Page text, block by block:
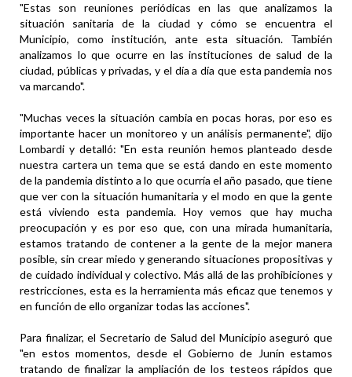
"Estas son reuniones periódicas en las que analizamos la
situación sanitaria de la ciudad y cómo se encuentra el
Municipio, como institución, ante esta situación. También
analizamos lo que ocurre en las instituciones de salud de la
ciudad, públicas y privadas, y el día a día que esta pandemia nos
va marcando".
"Muchas veces la situación cambia en pocas horas, por eso es
importante hacer un monitoreo y un análisis permanente", dijo
Lombardi y detalló: "En esta reunión hemos planteado desde
nuestra cartera un tema que se está dando en este momento
de la pandemia distinto a lo que ocurría el año pasado, que tiene
que ver con la situación humanitaria y el modo en que la gente
está viviendo esta pandemia. Hoy vemos que hay mucha
preocupación y es por eso que, con una mirada humanitaria,
estamos tratando de contener a la gente de la mejor manera
posible, sin crear miedo y generando situaciones propositivas y
de cuidado individual y colectivo. Más allá de las prohibiciones y
restricciones, esta es la herramienta más eficaz que tenemos y
en función de ello organizar todas las acciones".
Para finalizar, el Secretario de Salud del Municipio aseguró que
"en estos momentos, desde el Gobierno de Junín estamos
tratando de finalizar la ampliación de los testeos rápidos que